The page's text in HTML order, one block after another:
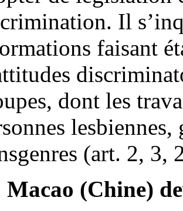
Il
faisant
dont les
(art. 2, 3,
Macao (Chine)